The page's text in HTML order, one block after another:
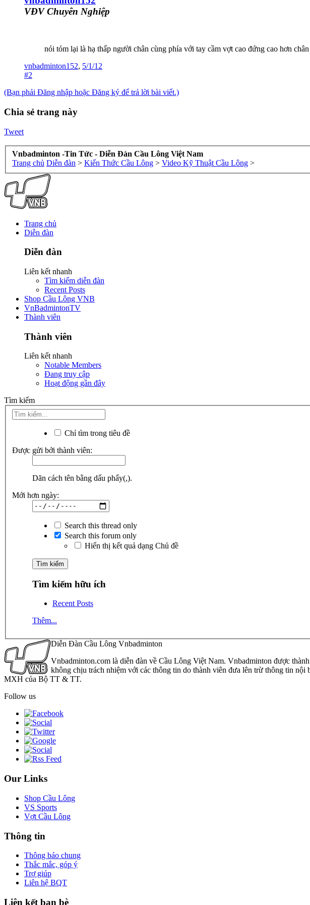
VĐV Chuyên Nghiệp
nói tóm lại là hạ thấp người chân cùng phía với tay cầm vợt cao đứng cao hơn
vnbadminton152, 5/1/12
#2
(Bạn phải Đăng nhập hoặc Đăng ký để trả lời bài viết.)
Chia sẻ trang này
Tweet
Vnbadminton -Tin Tức - Diễn Đàn Cầu Lông Việt Nam
Trang chủ Diễn đàn > Kiến Thức Cầu Lông > Video Kỹ Thuật Cầu Lông >
Trang chủ
Diễn đàn
Diễn đàn
Liên kết nhanh
Tìm kiếm diễn đàn
Recent Posts
Shop Cầu Lông VNB
VnBadmintonTV
Thành viên
Thành viên
Liên kết nhanh
Notable Members
Đang truy cập
Hoạt động gần đây
Tìm kiếm
Chỉ tìm trong tiêu đề
Được gửi bởi thành viên:
Dãn cách tên bằng dấu phẩy(,).
Mới hơn ngày:
Search this thread only
Search this forum only
Hiển thị kết quả dạng Chủ đề
Tìm kiếm hữu ích
Recent Posts
Thêm...
Diễn Đàn Cầu Lông Vnbadminton
Vnbadminton.com là diễn đàn về Cầu Lông Việt Nam. Vnbadminton được
không chịu trách nhiệm với các thông tin do thành viên đưa lên trừ thông tin
MXH của Bộ TT & TT.
Follow us
Our Links
Shop Cầu Lông
VS Sports
Vợt Cầu Lông
Thông tin
Thông báo chung
Thắc mắc, góp ý
Trợ giúp
Liên hệ BQT
Liên kết bạn bè